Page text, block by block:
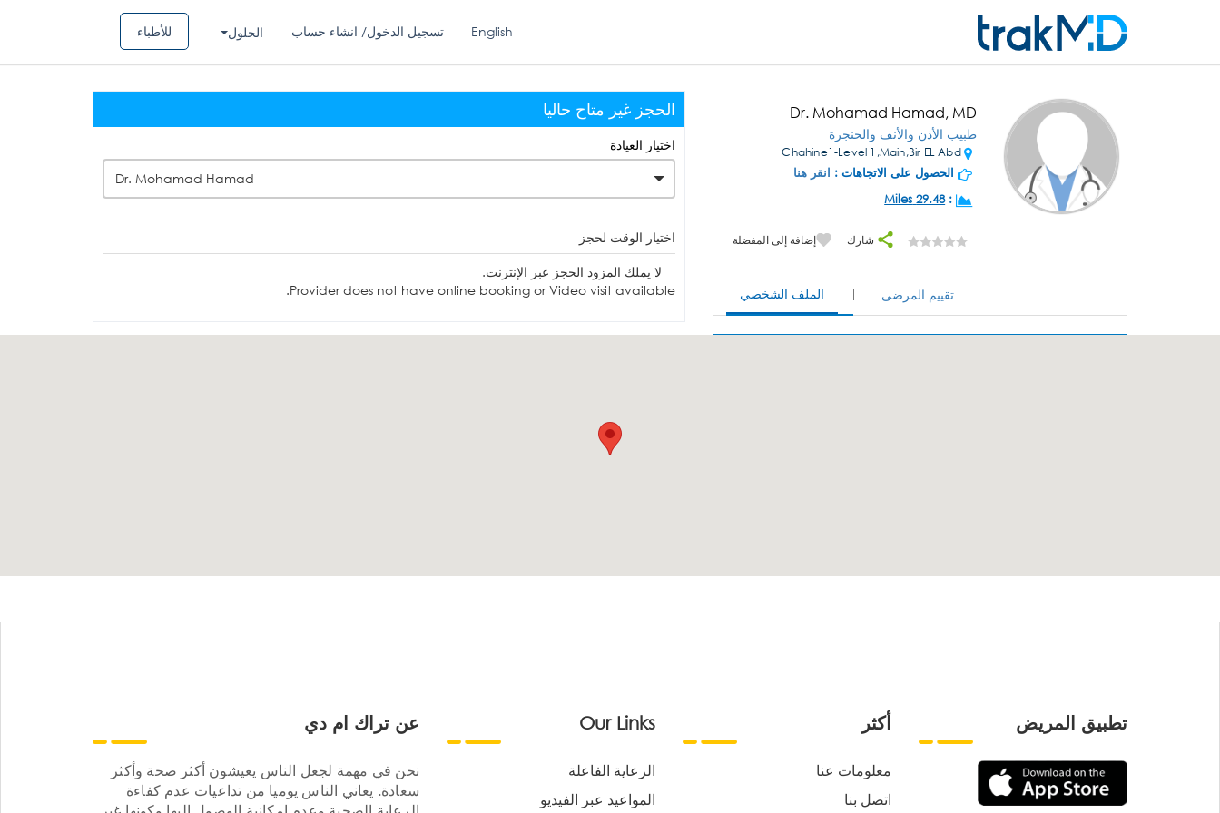
للأطباء الحلول تسجيل الدخول/ انشاء حساب English
Dr. Mohamad Hamad, MD
طبيب الأذن والأنف والحنجرة
Chahine1-Level 1,Main,Bir EL Abd
الحصول على الاتجاهات : انقر هنا
:
29.48 Miles
شارك إضافة إلى المفضلة
الملف الشخصي تقييم المرضى
الحجز غير متاح حاليا
اختيار العيادة
Dr. Mohamad Hamad
اختيار الوقت لحجز
لا يملك المزود الحجز عبر الإنترنت.
Provider does not have online booking or Video visit available.
عن تراك ام دي
نحن في مهمة لجعل الناس يعيشون أكثر صحة وأكثر
سعادة. يعاني الناس يوميا من تداعيات عدم كفاءة
Our Links
الرعاية الفاعلة
المواعيد عبر الفيديو
أكثر
معلومات عنا
اتصل بنا
تطبيق المريض